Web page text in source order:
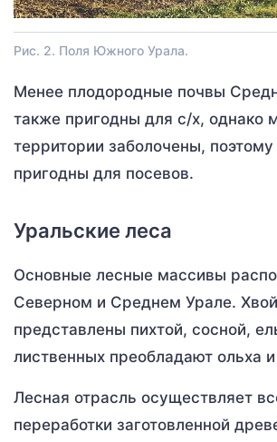
Рис. 2. Поля Южного Урала.
Менее плодородные почвы
также пригодны для с/х, однако
территории заболочены, поэтому
пригодны для посевов.
Уральские леса
Основные лесные массивы
Северном и Среднем Урале.
представлены пихтой, сосной,
лиственных преобладают ольха
Лесная отрасль осуществляет
переработки заготовленной